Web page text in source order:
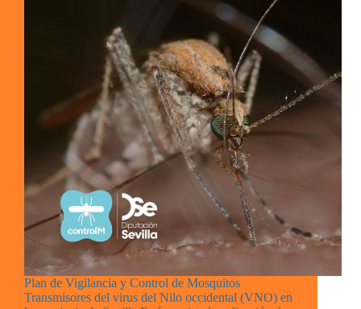
Plan de Vigilancia y Control de Mosquitos
Transmisores del virus del Nilo occidental (VNO) en